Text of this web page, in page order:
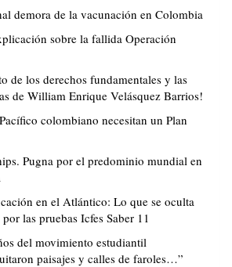
demora de la vacunación en Colombia
sobre la fallida Operación
de los derechos fundamentales y las
de William Enrique Velásquez Barrios!
colombiano necesitan un Plan
Pugna por el predominio mundial en
en el Atlántico: Lo que se oculta
las pruebas Icfes Saber 11
del movimiento estudiantil
paisajes y calles de faroles…”